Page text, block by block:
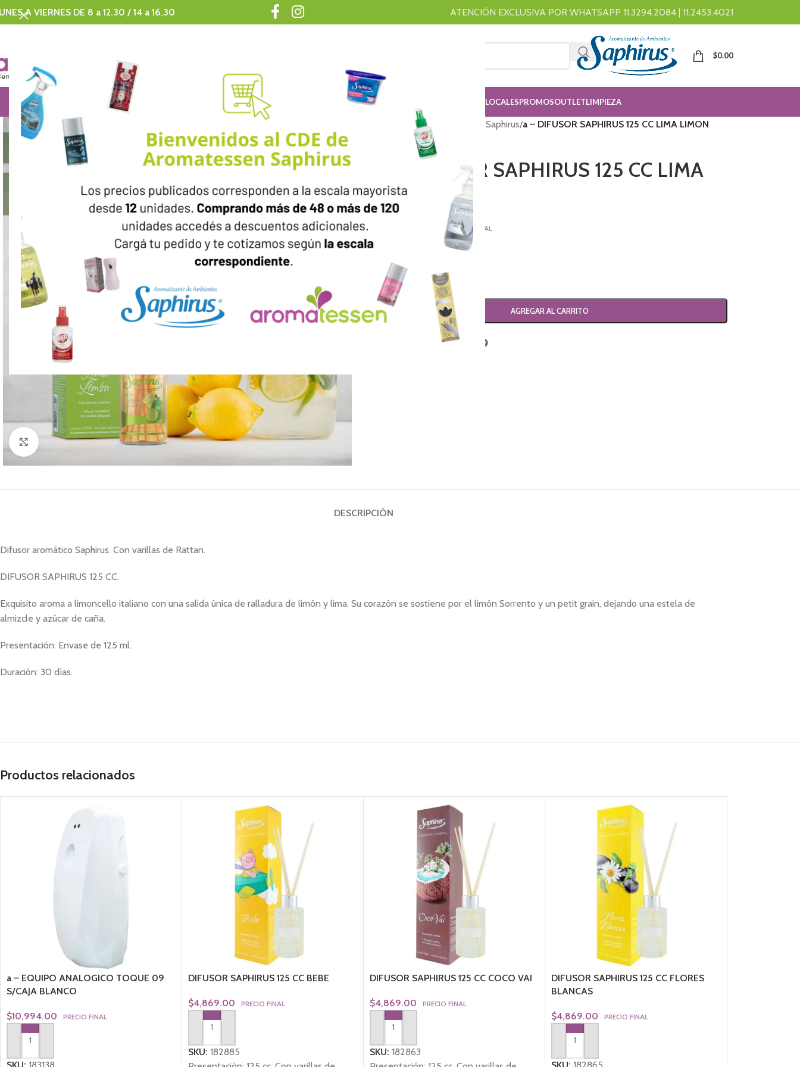
A VIERNES DE 8 a 12.30 / 14 a 16.30 ATENCIÓN EXCLUSIVA POR WHATSAPP 11.3294.2084 | 11.2453.4021
$0.00
SAPHIRUS MERCHANDISING SAHUMERIOSSHINY LOCALESPROMOSOUTLETLIMPIEZA
Click to enlarge
SAPHIRUS Difusores Saphirus/a – DIFUSOR SAPHIRUS 125 CC LIMA LIMON
a – DIFUSOR SAPHIRUS 125 CC LIMA
LIMON
PRECIO FINAL
-
AGREGAR AL CARRITO
DESCRIPCIÓN
Difusor aromático Saphirus. Con varillas de Rattan.
DIFUSOR SAPHIRUS 125 CC.
Exquisito aroma a limoncello italiano con una salida única de ralladura de limón y lima. Su corazón se sostiene por el limón Sorrento y un petit grain, dejando una estela de
almizcle y azúcar de caña.
Presentación: Envase de 125 ml.
Duración: 30 días.
Productos relacionados
a – EQUIPO ANALOGICO TOQUE 09
S/CAJA BLANCO
$10,994.00 PRECIO FINAL
AGREGAR AL CARRITO
DIFUSOR SAPHIRUS 125 CC BEBE
$4,869.00 PRECIO FINAL
AGREGAR AL CARRITO
SKU: 182885
DIFUSOR SAPHIRUS 125 CC COCO VAI
$4,869.00 PRECIO FINAL
AGREGAR AL CARRITO
SKU: 182863
DIFUSOR SAPHIRUS 125 CC FLORES
BLANCAS
$4,869.00 PRECIO FINAL
AGREGAR AL CARRITO